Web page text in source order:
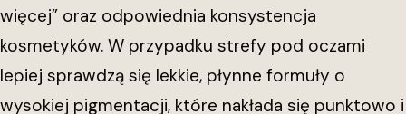
więcej” oraz odpowiednia konsystencja
kosmetyków. W przypadku strefy pod oczami
lepiej sprawdzą się lekkie, płynne formuły o
wysokiej pigmentacji, które nakłada się punktowo i